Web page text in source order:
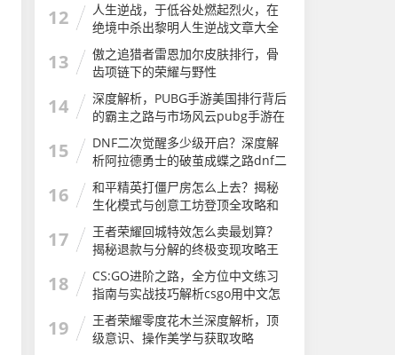
12
人生逆战，于低谷处燃起烈火，在
绝境中杀出黎明人生逆战文章大全
13
傲之追猎者雷恩加尔皮肤排行，骨
齿项链下的荣耀与野性
14
深度解析，PUBG手游美国排行背后
的霸主之路与市场风云pubg手游在
国外火吗
15
DNF二次觉醒多少级开启？深度解
析阿拉德勇士的破茧成蝶之路dnf二
次觉醒几级
16
和平精英打僵尸房怎么上去？揭秘
生化模式与创意工坊登顶全攻略和
平精英打僵尸房怎么上去的
17
王者荣耀回城特效怎么卖最划算？
揭秘退款与分解的终极变现攻略王
者荣耀怎么卖回城特效皮肤
18
CS:GO进阶之路，全方位中文练习
指南与实战技巧解析csgo用中文怎
么说
19
王者荣耀零度花木兰深度解析，顶
级意识、操作美学与获取攻略